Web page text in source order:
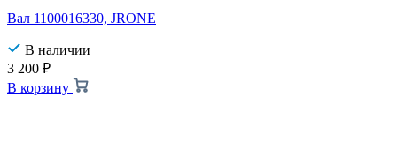
Вал 1100016330, JRONE
В наличии
3 200 ₽
В корзину